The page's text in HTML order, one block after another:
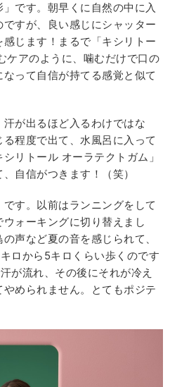
です。朝早くに自然の中に入
すが、良い感じにシャッター
じます！まるで「キシリトー
ケアのように、噛むだけで口の
って自信が持てる感覚と似て
が出るほど入るわけではな
程度で出て、水風呂に入って
リトール オーラテクトガム」
自信がつきます！（笑）
す。以前はランニングをして
ォーキングに切り替えまし
声など夏の音を感じられて、
ロから5キロくらい歩くのです
が流れ、その後にそれが冷え
められません。とてもポジテ